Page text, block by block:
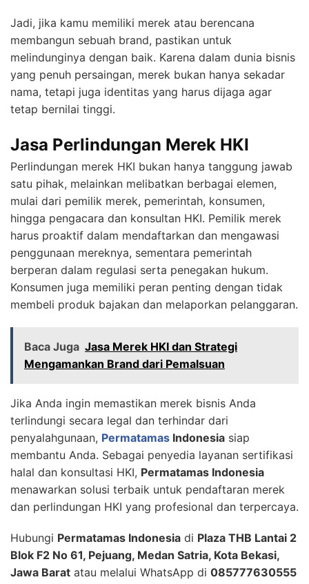
Jadi, jika kamu memiliki merek atau berencana
membangun sebuah brand, pastikan untuk
melindunginya dengan baik. Karena dalam dunia bisnis
yang penuh persaingan, merek bukan hanya sekadar
nama, tetapi juga identitas yang harus dijaga agar
tetap bernilai tinggi.
Jasa Perlindungan Merek HKI
Perlindungan merek HKI bukan hanya tanggung jawab
satu pihak, melainkan melibatkan berbagai elemen,
mulai dari pemilik merek, pemerintah, konsumen,
hingga pengacara dan konsultan HKI. Pemilik merek
harus proaktif dalam mendaftarkan dan mengawasi
penggunaan mereknya, sementara pemerintah
berperan dalam regulasi serta penegakan hukum.
Konsumen juga memiliki peran penting dengan tidak
membeli produk bajakan dan melaporkan pelanggaran.
Baca Juga Jasa Merek HKI dan Strategi
Mengamankan Brand dari Pemalsuan
Jika Anda ingin memastikan merek bisnis Anda
terlindungi secara legal dan terhindar dari
penyalahgunaan, Permatamas Indonesia siap
membantu Anda. Sebagai penyedia layanan sertifikasi
halal dan konsultasi HKI, Permatamas Indonesia
menawarkan solusi terbaik untuk pendaftaran merek
dan perlindungan HKI yang profesional dan terpercaya.
Hubungi Permatamas Indonesia di Plaza THB Lantai 2
Blok F2 No 61, Pejuang, Medan Satria, Kota Bekasi,
Jawa Barat atau melalui WhatsApp di 085777630555